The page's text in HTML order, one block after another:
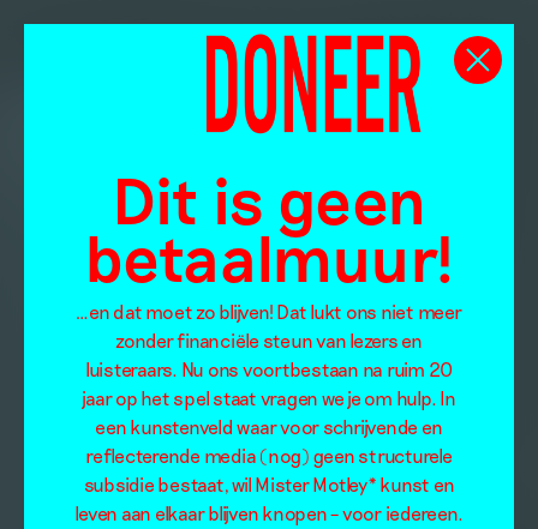
Dit is geen
betaalmuur!
…en dat moet zo blijven! Dat lukt ons niet meer
zonder financiële steun van lezers en
luisteraars. Nu ons voortbestaan na ruim 20
jaar op het spel staat vragen we je om hulp. In
een kunstenveld waar voor schrijvende en
reflecterende media (nog) geen structurele
subsidie bestaat, wil Mister Motley* kunst en
leven aan elkaar blijven knopen – voor iedereen.